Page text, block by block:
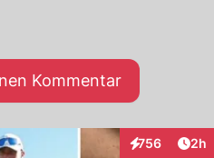
Kommentar
756
Interaktionen
2h